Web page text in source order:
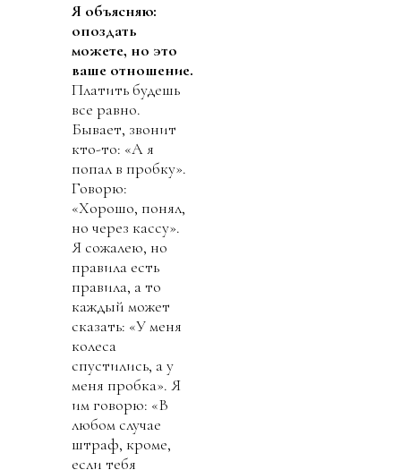
Я объясняю:
опоздать
можете, но это
ваше отношение.
Платить будешь
все равно.
Бывает, звонит
кто-то: «А я
попал в пробку».
Говорю:
«Хорошо, понял,
но через кассу».
Я сожалею, но
правила есть
правила, а то
каждый может
сказать: «У меня
колеса
спустились, а у
меня пробка». Я
им говорю: «В
любом случае
штраф, кроме,
если тебя